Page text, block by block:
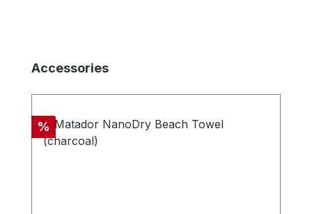
Produktgalerie überspringen
Accessories
Rabatt
%